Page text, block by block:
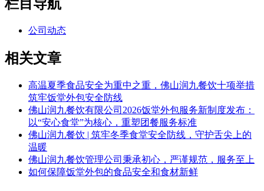
栏目导航
公司动态
相关文章
高温夏季食品安全为重中之重，佛山润九餐饮十项举措
筑牢饭堂外包安全防线
佛山润九餐饮有限公司2026饭堂外包服务新制度发布：
以“安心食堂”为核心，重塑团餐服务标准
佛山润九餐饮 | 筑牢冬季食堂安全防线，守护舌尖上的
温暖
佛山润九餐饮管理公司秉承初心，严谨规范，服务至上
如何保障饭堂外包的食品安全和食材新鲜